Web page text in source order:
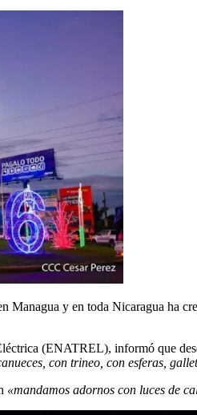
y en toda Nicaragua ha
(ENATREL), informó que
con trineo, con esferas,
«mandamos adornos con luces de